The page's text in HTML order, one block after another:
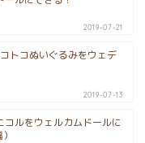
2019-07-21
トコぬいぐるみをウェデ
2019-07-13
コルをウェルカムドールに